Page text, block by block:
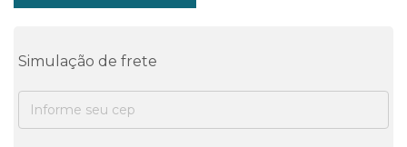
Simulação de frete